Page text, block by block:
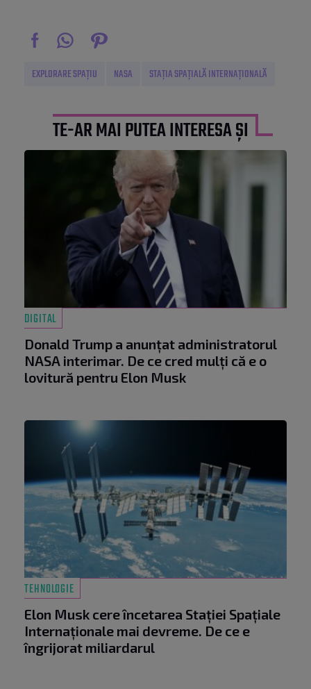
EXPLORARE SPAȚIU NASA STAȚIA SPAȚIALĂ INTERNAȚIONALĂ
TE-AR MAI PUTEA INTERESA ȘI
DIGITAL
Donald Trump a anunțat administratorul
NASA interimar. De ce cred mulți că e o
lovitură pentru Elon Musk
TEHNOLOGIE
Elon Musk cere încetarea Stației Spațiale
Internaționale mai devreme. De ce e
îngrijorat miliardarul